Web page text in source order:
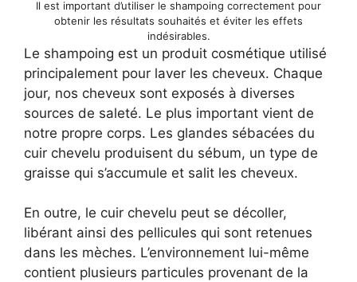
Il est important d’utiliser le shampoing correctement pour
obtenir les résultats souhaités et éviter les effets
indésirables.
Le shampoing est un produit cosmétique utilisé
principalement pour laver les cheveux. Chaque
jour, nos cheveux sont exposés à diverses
sources de saleté. Le plus important vient de
notre propre corps. Les glandes sébacées du
cuir chevelu produisent du sébum, un type de
graisse qui s’accumule et salit les cheveux.
En outre, le cuir chevelu peut se décoller,
libérant ainsi des pellicules qui sont retenues
dans les mèches. L’environnement lui-même
contient plusieurs particules provenant de la